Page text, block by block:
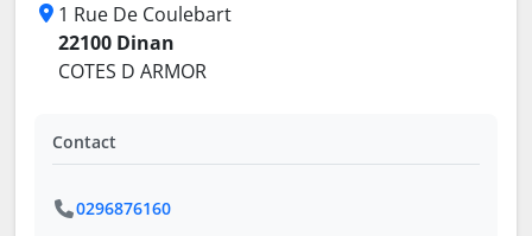
1 Rue De Coulebart
22100 Dinan
COTES D ARMOR
Contact
0296876160